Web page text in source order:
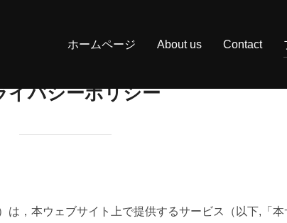
ホームページ About us Contact
イバシーポリシー
，本ウェブサイト上で提供するサービス（以下,「